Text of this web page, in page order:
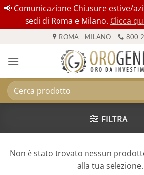
📢 Comunicazione Chiusure estive/
sedi di Roma e Milano. Clicca
contenuti
ROMA - MILANO 800
Cerca:
FILTRA
Non è stato trovato nessun
alla tua selezione.